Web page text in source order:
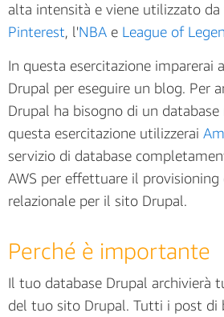
alta intensità e viene utilizzato
Pinterest, l'NBA e League of
In questa esercitazione imparerai
Drupal per eseguire un blog. Per
Drupal ha bisogno di un database
questa esercitazione utilizzerai
servizio di database
AWS per effettuare il provisioning
relazionale per il sito Drupal.
Perché è importante
Il tuo database Drupal archivierà
del tuo sito Drupal. Tutti i post di